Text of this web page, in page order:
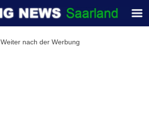
Weiter nach der Werbung